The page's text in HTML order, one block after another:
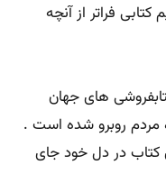
فراتر از آنچه
های جهان
مردم روبرو شده است .
کتاب در دل خود جای